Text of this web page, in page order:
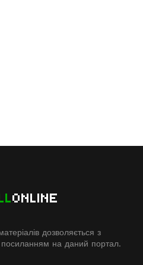
ONLINE
дозволяється з
на даний портал.